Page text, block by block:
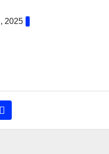
2025